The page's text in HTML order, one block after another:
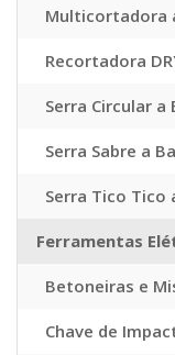
Multicortadora
Recortadora
Serra Circular a
Serra Sabre a
Serra Tico Tico
Ferramentas
Betoneiras e
Chave de